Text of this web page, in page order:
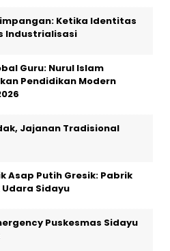
Ketika Identitas
Industrialisasi
Guru: Nurul Islam
Pendidikan Modern
Jajanan Tradisional
Asap Putih Gresik: Pabrik
Sidayu
Puskesmas Sidayu